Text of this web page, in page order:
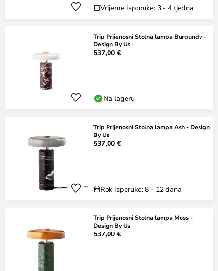
Vrijeme isporuke: 3 - 4 tjedna
Trip Prijenosni Stolna lampa Burgundy -
Design By Us
537,00 €
Na lageru
Trip Prijenosni Stolna lampa Ash - Design
By Us
537,00 €
Rok isporuke: 8 - 12 dana
Trip Prijenosni Stolna lampa Moss -
Design By Us
537,00 €